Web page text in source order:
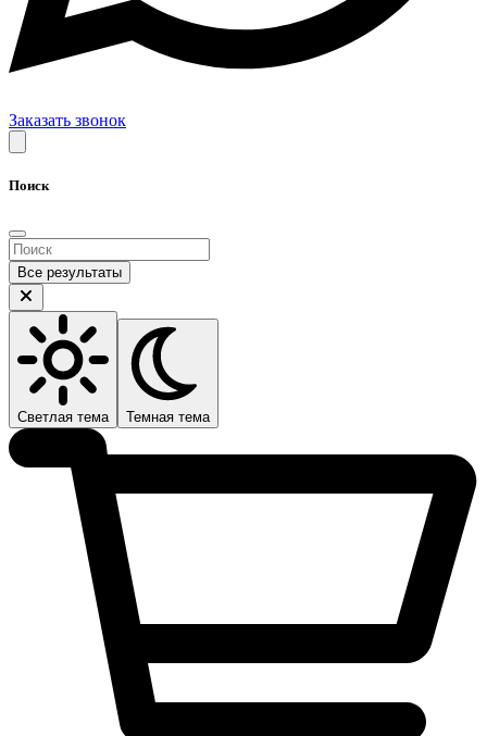
Заказать звонок
Поиск
Все результаты
Светлая тема Темная тема